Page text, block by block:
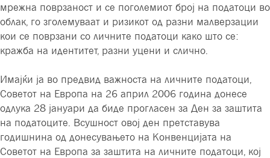
мрежна поврзаност и се поголемиот број на податоци во
облак, го зголемуваат и ризикот од разни малверзации
кои се поврзани со личните податоци како што се:
кражба на идентитет, разни уцени и слично.
Имајќи ја во предвид важноста на личните податоци,
Советот на Европа на 26 април 2006 година донесе
одлука 28 јануари да биде прогласен за Ден за заштита
на податоците. Всушност овој ден претставува
годишнина од донесувањето на Конвенцијата на
Советот на Европа за заштита на личните податоци, кој